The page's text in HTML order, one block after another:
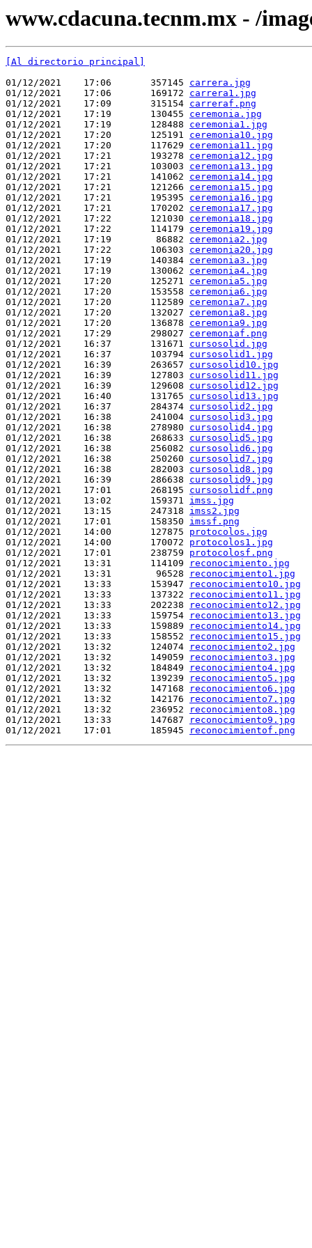
www.cdacuna.tecnm.mx - /
[Al directorio principal]
01/12/2021    17:06       357145 carrera.jpg
01/12/2021    17:06       169172 carrera1.jpg
01/12/2021    17:09       315154 carreraf.png
01/12/2021    17:19       130455 ceremonia.jpg
01/12/2021    17:19       128488 ceremonia1.jpg
01/12/2021    17:20       125191 ceremonia10.jpg
01/12/2021    17:20       117629 ceremonia11.jpg
01/12/2021    17:21       193278 ceremonia12.jpg
01/12/2021    17:21       103003 ceremonia13.jpg
01/12/2021    17:21       141062 ceremonia14.jpg
01/12/2021    17:21       121266 ceremonia15.jpg
01/12/2021    17:21       195395 ceremonia16.jpg
01/12/2021    17:21       170202 ceremonia17.jpg
01/12/2021    17:22       121030 ceremonia18.jpg
01/12/2021    17:22       114179 ceremonia19.jpg
01/12/2021    17:19        86882 ceremonia2.jpg
01/12/2021    17:22       106303 ceremonia20.jpg
01/12/2021    17:19       140384 ceremonia3.jpg
01/12/2021    17:19       130062 ceremonia4.jpg
01/12/2021    17:20       125271 ceremonia5.jpg
01/12/2021    17:20       153558 ceremonia6.jpg
01/12/2021    17:20       112589 ceremonia7.jpg
01/12/2021    17:20       132027 ceremonia8.jpg
01/12/2021    17:20       136878 ceremonia9.jpg
01/12/2021    17:29       298027 ceremoniaf.png
01/12/2021    16:37       131671 cursosolid.jpg
01/12/2021    16:37       103794 cursosolid1.jpg
01/12/2021    16:39       263657 cursosolid10.jpg
01/12/2021    16:39       127803 cursosolid11.jpg
01/12/2021    16:39       129608 cursosolid12.jpg
01/12/2021    16:40       131765 cursosolid13.jpg
01/12/2021    16:37       284374 cursosolid2.jpg
01/12/2021    16:38       241004 cursosolid3.jpg
01/12/2021    16:38       278980 cursosolid4.jpg
01/12/2021    16:38       268633 cursosolid5.jpg
01/12/2021    16:38       256082 cursosolid6.jpg
01/12/2021    16:38       250260 cursosolid7.jpg
01/12/2021    16:38       282003 cursosolid8.jpg
01/12/2021    16:39       286638 cursosolid9.jpg
01/12/2021    17:01       268195 cursosolidf.png
01/12/2021    13:02       159371 imss.jpg
01/12/2021    13:15       247318 imss2.jpg
01/12/2021    17:01       158350 imssf.png
01/12/2021    14:00       127875 protocolos.jpg
01/12/2021    14:00       170072 protocolos1.jpg
01/12/2021    17:01       238759 protocolosf.png
01/12/2021    13:31       114109
reconocimiento.jpg
01/12/2021    13:31        96528
reconocimiento1.jpg
01/12/2021    13:33       153947
reconocimiento10.jpg
01/12/2021    13:33       137322
reconocimiento11.jpg
01/12/2021    13:33       202238
reconocimiento12.jpg
01/12/2021    13:33       159754
reconocimiento13.jpg
01/12/2021    13:33       159889
reconocimiento14.jpg
01/12/2021    13:33       158552
reconocimiento15.jpg
01/12/2021    13:32       124074
reconocimiento2.jpg
01/12/2021    13:32       149059
reconocimiento3.jpg
01/12/2021    13:32       184849
reconocimiento4.jpg
01/12/2021    13:32       139239
reconocimiento5.jpg
01/12/2021    13:32       147168
reconocimiento6.jpg
01/12/2021    13:32       142176
reconocimiento7.jpg
01/12/2021    13:32       236952
reconocimiento8.jpg
01/12/2021    13:33       147687
reconocimiento9.jpg
01/12/2021    17:01       185945
reconocimientof.png